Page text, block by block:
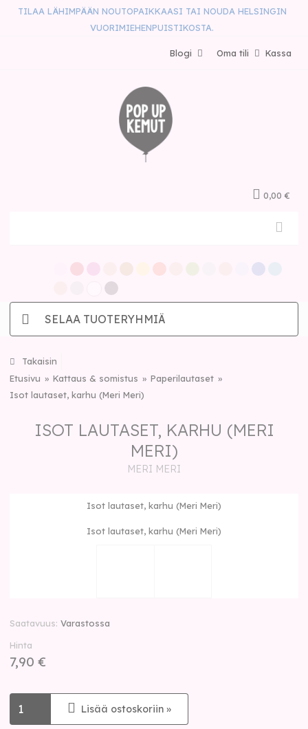
TILAA LÄHIMPÄÄN NOUTOPAIKKAASI TAI NOUDA HELSINGIN
VUORIMIEHENPUISTIKOSTA.
Kassa
Oma tili
Blogi
0,00 €
SELAA TUOTERYHMIÄ
Takaisin
Etusivu
Kattaus & somistus
Paperilautaset
Isot lautaset, karhu (Meri Meri)
ISOT LAUTASET, KARHU (MERI
MERI)
MERI MERI
Isot lautaset, karhu (Meri Meri)
Isot lautaset, karhu (Meri Meri)
Saatavuus Varastossa
Hinta
7,90 €
Lisää ostoskoriin »